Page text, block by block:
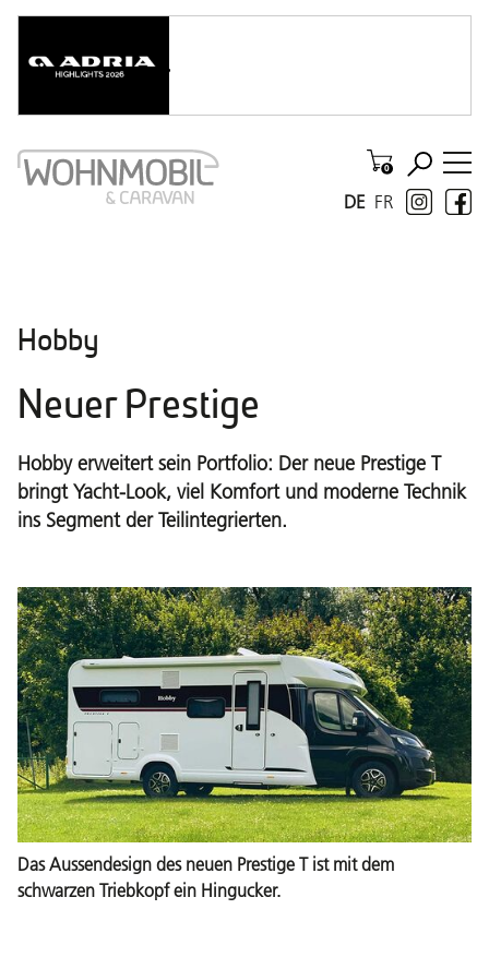
FR
DE
Hobby
Neuer Prestige
Hobby erweitert sein Portfolio: Der neue Prestige T
bringt Yacht-Look, viel Komfort und moderne Technik
ins Segment der Teilintegrierten.
Das Aussendesign des neuen Prestige T ist mit dem
schwarzen Triebkopf ein Hingucker.